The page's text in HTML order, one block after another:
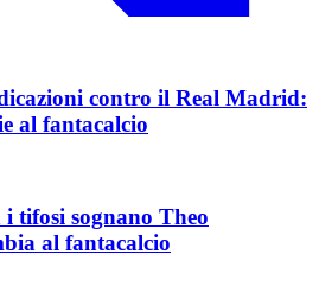
contro il Real Madrid:
al fantacalcio
tifosi sognano Theo
al fantacalcio